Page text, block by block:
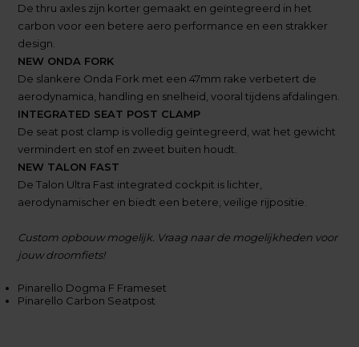
De thru axles zijn korter gemaakt en geïntegreerd in het
carbon voor een betere aero performance en een strakker
design.
NEW ONDA FORK
De slankere Onda Fork met een 47mm rake verbetert de
aerodynamica, handling en snelheid, vooral tijdens afdalingen.
INTEGRATED SEAT POST CLAMP
De seat post clamp is volledig geïntegreerd, wat het gewicht
vermindert en stof en zweet buiten houdt.
NEW TALON FAST
De Talon Ultra Fast integrated cockpit is lichter,
aerodynamischer en biedt een betere, veilige rijpositie.
Custom opbouw mogelijk. Vraag naar de mogelijkheden voor
jouw droomfiets!
Pinarello Dogma F Frameset
Pinarello Carbon Seatpost